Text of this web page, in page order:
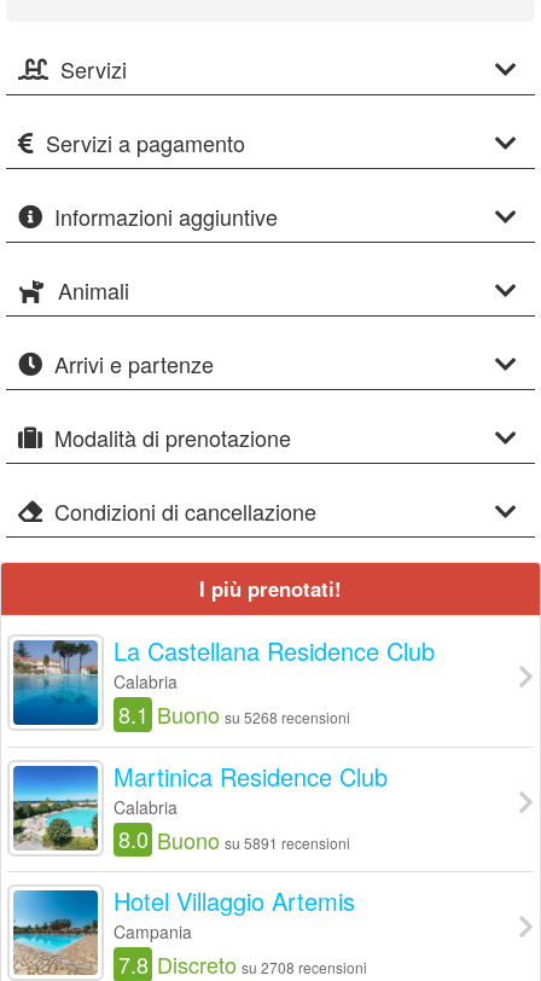
Servizi
Servizi a pagamento
Informazioni aggiuntive
Animali
Arrivi e partenze
Modalità di prenotazione
Condizioni di cancellazione
I più prenotati!
La Castellana Residence Club
Calabria
8.1 Buono su 5268 recensioni
Martinica Residence Club
Calabria
8.0 Buono su 5891 recensioni
Hotel Villaggio Artemis
Campania
7.8 Discreto su 2708 recensioni